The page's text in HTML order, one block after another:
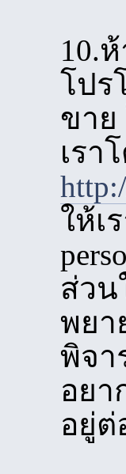
10.
โปร
ขาย
เรา
ให้เ
ส่วน
พยา
พิจา
อยา
อยู่ต่